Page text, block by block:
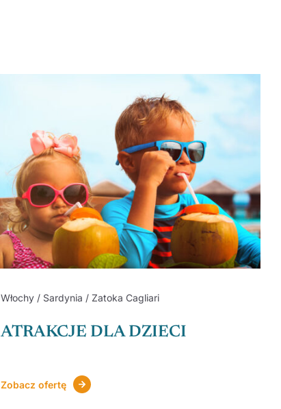
Włochy / Sardynia / Zatoka Cagliari
ATRAKCJE DLA DZIECI
Zobacz ofertę